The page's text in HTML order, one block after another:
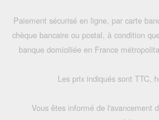
Paiement sécurisé en ligne, par carte
chèque bancaire ou postal, à condition
banque domiciliée en France
Les prix indiqués sont TTC,
Vous êtes informé de l'avancement